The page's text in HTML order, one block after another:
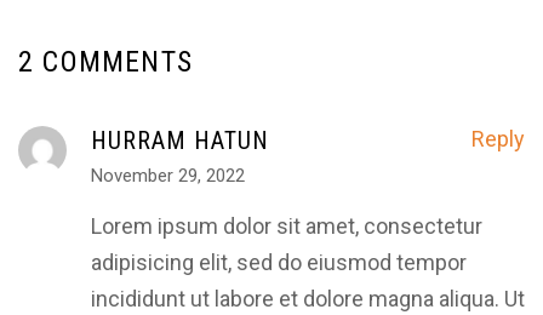
2 COMMENTS
HURRAM HATUN
November 29, 2022
Reply
Lorem ipsum dolor sit amet, consectetur
adipisicing elit, sed do eiusmod tempor
incididunt ut labore et dolore magna aliqua. Ut